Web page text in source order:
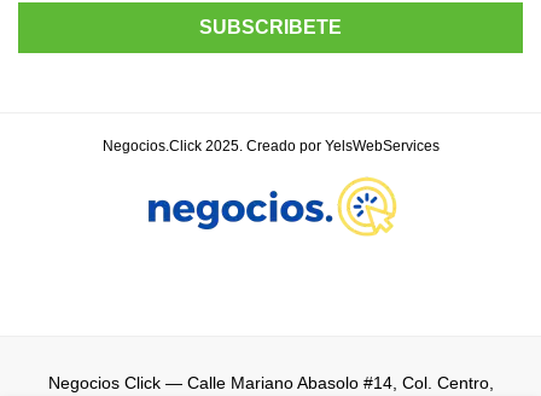
Negocios.Click 2025. Creado por YelsWebServices
Negocios Click— Calle Mariano Abasolo #14, Col. Centro,